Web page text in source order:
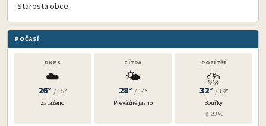
Starosta obce.
POČASÍ
DNES
☁️
26°/ 15°
Zataženo
ZÍTRA
🌤️
28° / 14°
Převážně jasno
POZÍTŘÍ
⛈️
32° / 19°
Bouřky
💧 23 %